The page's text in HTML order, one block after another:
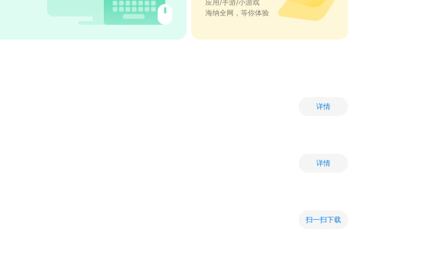
应用/手游/小游戏
海纳全网，等你体验
详情
详情
扫一扫下载